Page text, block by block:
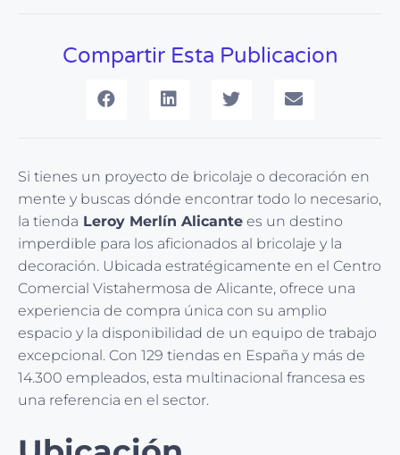
Compartir Esta Publicacion
Si tienes un proyecto de bricolaje o decoración en
mente y buscas dónde encontrar todo lo necesario,
la tienda Leroy Merlín Alicante es un destino
imperdible para los aficionados al bricolaje y la
decoración. Ubicada estratégicamente en el Centro
Comercial Vistahermosa de Alicante, ofrece una
experiencia de compra única con su amplio
espacio y la disponibilidad de un equipo de trabajo
excepcional. Con 129 tiendas en España y más de
14.300 empleados, esta multinacional francesa es
una referencia en el sector.